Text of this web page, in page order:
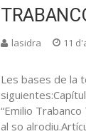
lasidra 11
Les bases de la
“Emilio
al so